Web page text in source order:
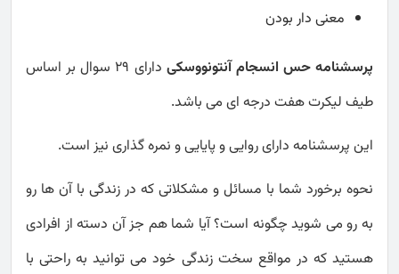
معنی دار بودن
پرسشنامه حس انسجام آنتونووسکی
دارای 29 سوال بر اساس
طیف لیکرت هفت درجه ای می باشد.
این پرسشنامه دارای روایی و پایایی و نمره گذاری نیز است.
نحوه برخورد شما با مسائل و مشکلاتی که در زندگی با آن ها رو
به رو می شوید چگونه است؟ آیا شما هم جز آن دسته از افرادی
هستید که در مواقع سخت زندگی خود می توانید به راحتی با